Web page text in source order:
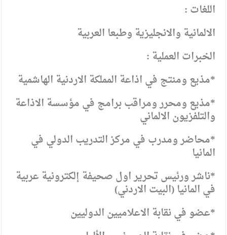
اللغات :
الالمانية والانجليزية وطبعا العربية
الخبرات العملية :
*مذيع ومنتج في اذاعة المملكة الاردنية الهاشمية
*مذيع ومحرر ومراقب برامج في مؤسسة الاذاعة
والتلفزيون الالماني
*محاضر ومدرب في مركز التدريب الدولي في
المانيا
*ناشر ورئيس تحرير اول صحيفة إلكترونية عربية
في المانيا (البيت الاردني)
*عضو في نقابة الاعلاميين الدوليين